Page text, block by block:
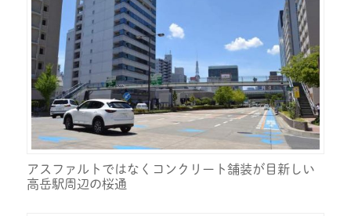
アスファルトではなくコンクリート舗装が目新しい
高岳駅周辺の桜通